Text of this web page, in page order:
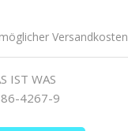
Versandkosten
IST WAS
4267-9